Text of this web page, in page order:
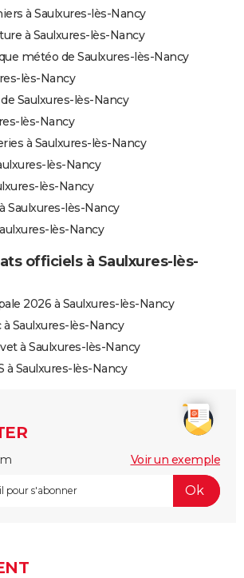
à Saulxures-lès-Nancy
à Saulxures-lès-Nancy
météo de Saulxures-lès-Nancy
lès-Nancy
Saulxures-lès-Nancy
lès-Nancy
à Saulxures-lès-Nancy
lès-Nancy
lès-Nancy
Saulxures-lès-Nancy
lès-Nancy
officiels à Saulxures-lès-
2026 à Saulxures-lès-Nancy
Saulxures-lès-Nancy
à Saulxures-lès-Nancy
à Saulxures-lès-Nancy
Voir un exemple